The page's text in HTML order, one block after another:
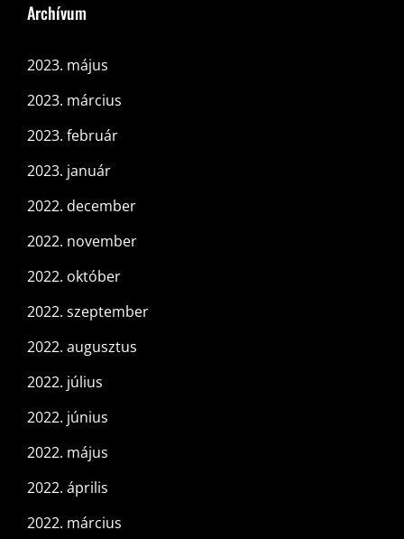
Archívum
2023. május
2023. március
2023. február
2023. január
2022. december
2022. november
2022. október
2022. szeptember
2022. augusztus
2022. július
2022. június
2022. május
2022. április
2022. március